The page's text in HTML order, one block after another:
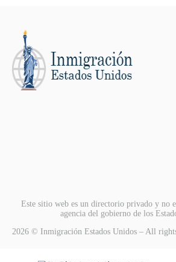
Este sitio web es un directorio privado y no
agencia del gobierno de los
2026 © Inmigración Estados Unidos – All